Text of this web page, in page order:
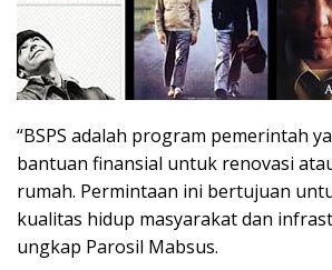
“BSPS adalah program pemerintah
bantuan finansial untuk renovasi
rumah. Permintaan ini bertujuan
kualitas hidup masyarakat dan
ungkap Parosil Mabsus.